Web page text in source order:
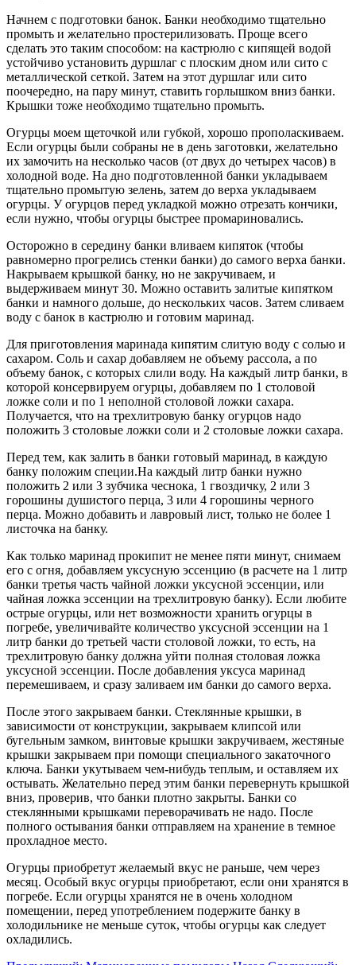
Начнем с подготовки банок. Банки необходимо тщательно
промыть и желательно простерилизовать. Проще всего
сделать это таким способом: на кастрюлю с кипящей водой
устойчиво установить дуршлаг с плоским дном или сито с
металлической сеткой. Затем на этот дуршлаг или сито
поочередно, на пару минут, ставить горлышком вниз банки.
Крышки тоже необходимо тщательно промыть.
Огурцы моем щеточкой или губкой, хорошо прополаскиваем.
Если огурцы были собраны не в день заготовки, желательно
их замочить на несколько часов (от двух до четырех часов) в
холодной воде. На дно подготовленной банки укладываем
тщательно промытую зелень, затем до верха укладываем
огурцы. У огурцов перед укладкой можно отрезать кончики,
если нужно, чтобы огурцы быстрее промариновались.
Осторожно в середину банки вливаем кипяток (чтобы
равномерно прогрелись стенки банки) до самого верха банки.
Накрываем крышкой банку, но не закручиваем, и
выдерживаем минут 30. Можно оставить залитые кипятком
банки и намного дольше, до нескольких часов. Затем сливаем
воду с банок в кастрюлю и готовим маринад.
Для приготовления маринада кипятим слитую воду с солью и
сахаром. Соль и сахар добавляем не объему рассола, а по
объему банок, с которых слили воду. На каждый литр банки, в
которой консервируем огурцы, добавляем по 1 столовой
ложке соли и по 1 неполной столовой ложки сахара.
Получается, что на трехлитровую банку огурцов надо
положить 3 столовые ложки соли и 2 столовые ложки сахара.
Перед тем, как залить в банки готовый маринад, в каждую
банку положим специи.На каждый литр банки нужно
положить 2 или 3 зубчика чеснока, 1 гвоздичку, 2 или 3
горошины душистого перца, 3 или 4 горошины черного
перца. Можно добавить и лавровый лист, только не более 1
листочка на банку.
Как только маринад прокипит не менее пяти минут, снимаем
его с огня, добавляем уксусную эссенцию (в расчете на 1 литр
банки третья часть чайной ложки уксусной эссенции, или
чайная ложка эссенции на трехлитровую банку). Если любите
острые огурцы, или нет возможности хранить огурцы в
погребе, увеличивайте количество уксусной эссенции на 1
литр банки до третьей части столовой ложки, то есть, на
трехлитровую банку должна уйти полная столовая ложка
уксусной эссенции. После добавления уксуса маринад
перемешиваем, и сразу заливаем им банки до самого верха.
После этого закрываем банки. Стеклянные крышки, в
зависимости от конструкции, закрываем клипсой или
бугельным замком, винтовые крышки закручиваем, жестяные
крышки закрываем при помощи специального закаточного
ключа. Банки укутываем чем-нибудь теплым, и оставляем их
остывать. Желательно перед этим банки перевернуть крышкой
вниз, проверив, что банки плотно закрыты. Банки со
стеклянными крышками переворачивать не надо. После
полного остывания банки отправляем на хранение в темное
прохладное место.
Огурцы приобретут желаемый вкус не раньше, чем через
месяц. Особый вкус огурцы приобретают, если они хранятся в
погребе. Если огурцы хранятся не в очень холодном
помещении, перед употреблением подержите банку в
холодильнике не меньше суток, чтобы огурцы как следует
охладились.